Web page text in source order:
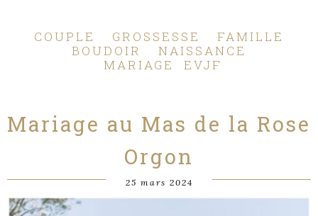
COUPLE GROSSESSE
FAMILLE
BOUDOIR
NAISSANCE
MARIAGE
EVJF
Mariage au Mas de la Rose
Orgon
25 mars 2024